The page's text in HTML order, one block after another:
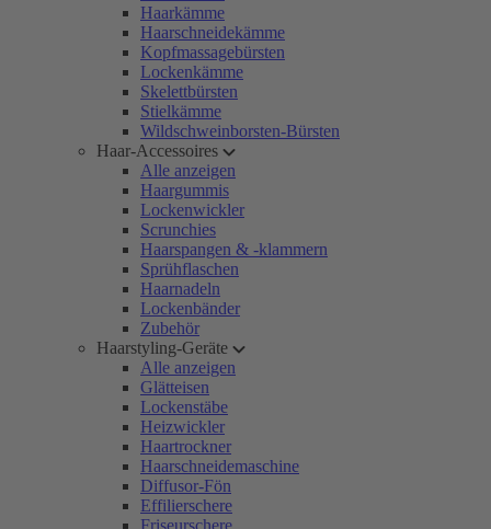
Haarkämme
Haarschneidekämme
Kopfmassagebürsten
Lockenkämme
Skelettbürsten
Stielkämme
Wildschweinborsten-Bürsten
Haar-Accessoires
Alle anzeigen
Haargummis
Lockenwickler
Scrunchies
Haarspangen & -klammern
Sprühflaschen
Haarnadeln
Lockenbänder
Zubehör
Haarstyling-Geräte
Alle anzeigen
Glätteisen
Lockenstäbe
Heizwickler
Haartrockner
Haarschneidemaschine
Diffusor-Fön
Effilierschere
Friseurschere